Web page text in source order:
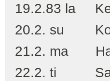
19.2.83 la
20.2. su
21.2. ma
22.2. ti